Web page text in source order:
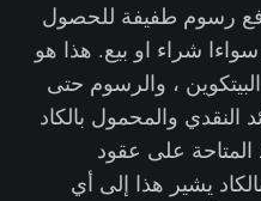
دفع رسوم طفيفة للحصول
شراء او بيع. هذا هو
، والرسوم حتى
العائد النقدي والمحمول بالكاد
على عقود
يشير هذا إلى أي